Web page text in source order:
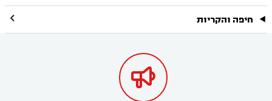
חיפה והקריות 
